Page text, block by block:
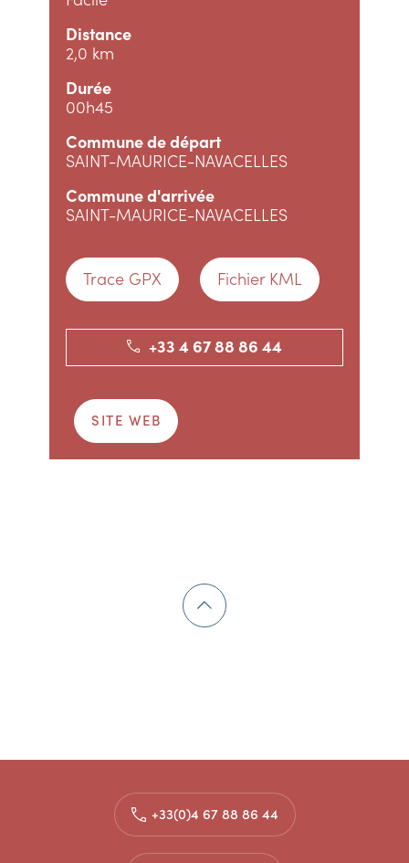
Distance
2,0 km
Durée
00h45
Commune de départ
SAINT-MAURICE-NAVACELLES
Commune d'arrivée
SAINT-MAURICE-NAVACELLES
Trace GPX Fichier KML
+33 4 67 88 86 44
SITE WEB
+33(0)4 67 88 86 44